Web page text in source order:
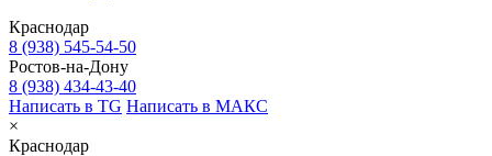
Краснодар
8 (938) 545-54-50
Ростов-на-Дону
8 (938) 434-43-40
Написать в TG Написать в МАКС
×
Краснодар